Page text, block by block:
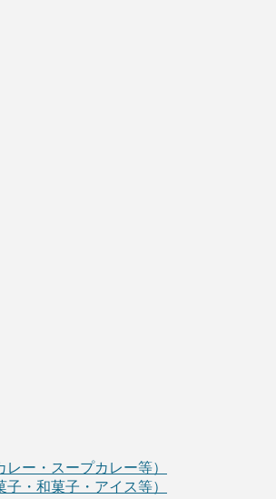
レー・スープカレー等）
子・和菓子・アイス等）